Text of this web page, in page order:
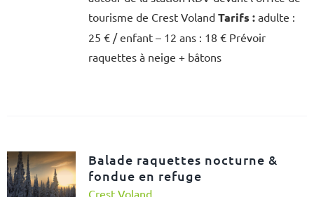
tourisme de Crest Voland Tarifs :adulte :
25 € / enfant – 12 ans : 18 € Prévoir
raquettes à neige + bâtons
Balade raquettes nocturne &
fondue en refuge
Crest Voland